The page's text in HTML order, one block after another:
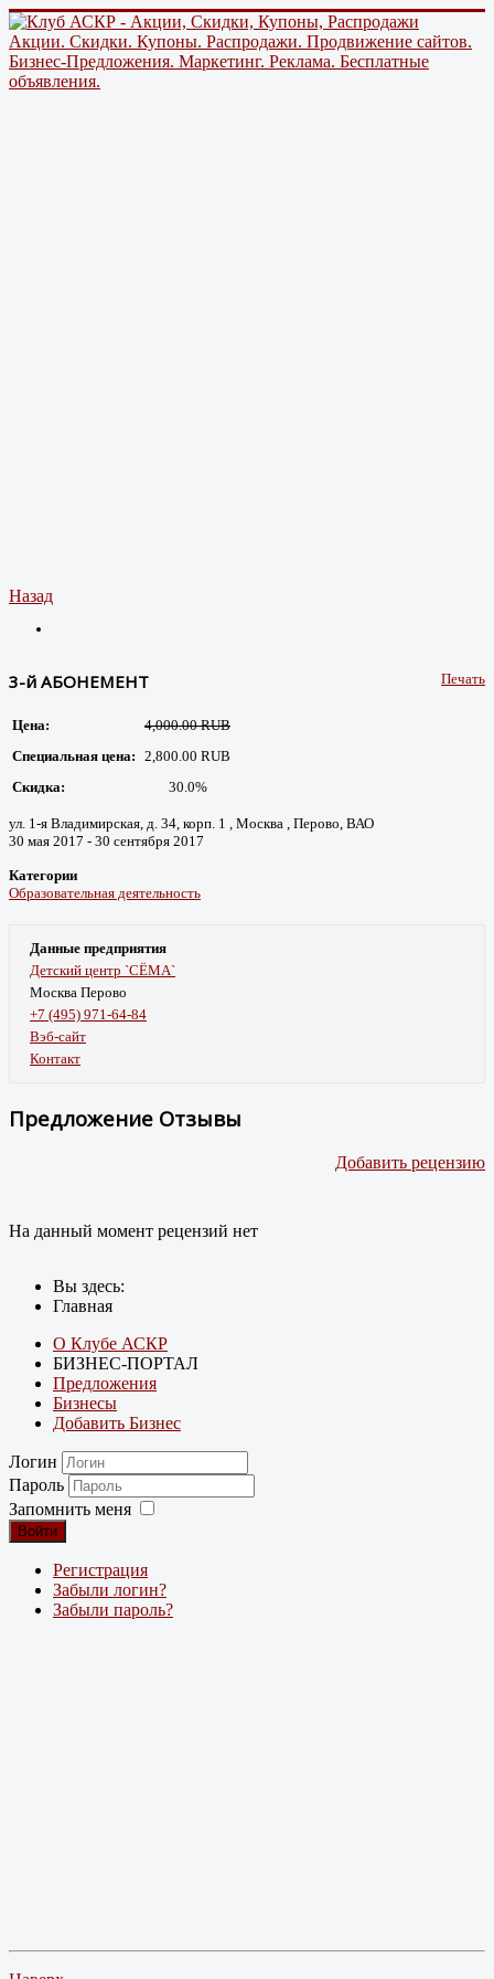
Акции. Скидки. Купоны. Распродажи. Продвижение сайтов.
Бизнес-Предложения. Маркетинг. Реклама. Бесплатные
объявления.
Назад
Печать
3-й АБОНЕМЕНТ
Цена:
4,000.00 RUB
Специальная цена: 2,800.00 RUB
Скидка:
30.0%
ул. 1-я Владимирская, д. 34, корп. 1 , Москва , Перово, ВАО
30 мая 2017 - 30 сентября 2017
Категории
Образовательная деятельность
Данные предприятия
Детский центр `СЁМА`
Москва Перово
+7 (495) 971-64-84
Вэб-сайт
Контакт
Предложение Отзывы
Добавить рецензию
На данный момент рецензий нет
Вы здесь:
Главная
О Клубе АСКР
БИЗНЕС-ПОРТАЛ
Предложения
Бизнесы
Добавить Бизнес
Логин
Пароль
Запомнить меня
Войти
Регистрация
Забыли логин?
Забыли пароль?